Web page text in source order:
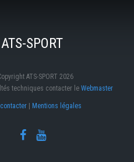
ATS-SPORT
ATS-SPORT 2026
techniques contacter le Webmaster
| Mentions légales